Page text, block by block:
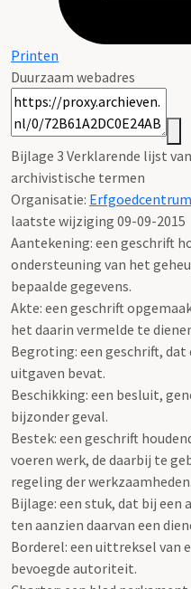
Printen
Duurzaam webadres
Bijlage 3 Verklarende lijst
archivistische termen
Organisatie:
laatste wijziging 09-09-2015
Aantekening: een geschrift
ondersteuning van het
bepaalde gegevens.
Akte: een geschrift
het daarin vermelde te
Begroting: een geschrift,
uitgaven bevat.
Beschikking: een besluit,
bijzonder geval.
Bestek: een geschrift
voeren werk, de daarbij te
regeling der werkzaamheden.
Bijlage: een stuk, dat bij een
ten aanzien daarvan een
Borderel: een uittreksel van
bevoegde autoriteit.